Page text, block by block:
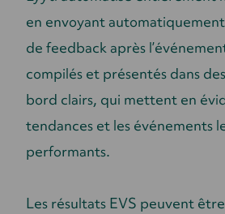
en envoyant
de feedback après
compilés et présentés dans
bord clairs, qui mettent en
tendances et les événements
performants.
Les résultats EVS peuvent